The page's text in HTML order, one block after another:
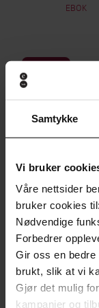
Samtykke
Vi bruker
Våre nettsider
bruker cookies til:
Nødvendige
Forbedrer
Gir oss en
brukt, slik at vi
Gjør det mulig
kampanjer og
EBOK
Premium
149,-
Operasjon